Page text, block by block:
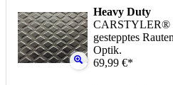
Heavy Duty
CARSTYLER®
gestepptes
Optik.
69,99 €*